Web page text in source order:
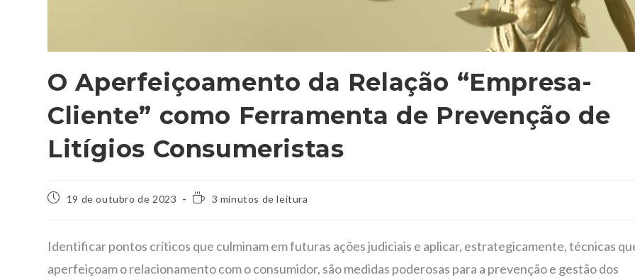
O Aperfeiçoamento da Relação “Empresa-
Cliente” como Ferramenta de Prevenção de
Litígios Consumeristas
19 de outubro de 2023 3 minutos de leitura
Identificar pontos críticos que culminam em futuras ações judiciais e aplicar, estrategicamente, técnicas
aperfeiçoam o relacionamento com o consumidor, são medidas poderosas para a prevenção e gestão dos